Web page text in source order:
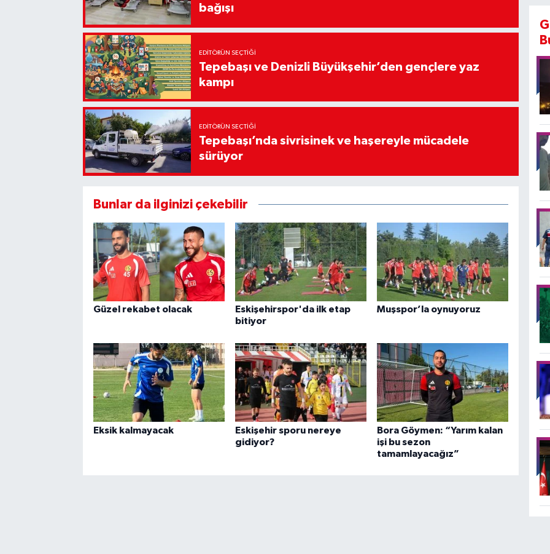
bağışı
EDITÖRÜN SEÇTIĞI
Tepebaşı ve Denizli Büyükşehir’den gençlere yaz
kampı
EDITÖRÜN SEÇTIĞI
Tepebaşı’nda sivrisinek ve haşereyle mücadele
sürüyor
Bunlar da ilginizi çekebilir
Güzel rekabet olacak
Eskişehirspor'da ilk etap
bitiyor
Muşspor’la oynuyoruz
Eksik kalmayacak
Eskişehir sporu nereye
gidiyor?
Bora Göymen: “Yarım kalan
işi bu sezon
tamamlayacağız”